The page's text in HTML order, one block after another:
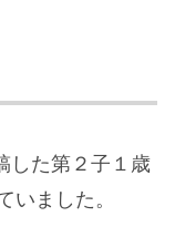
した第２子１歳
いました。